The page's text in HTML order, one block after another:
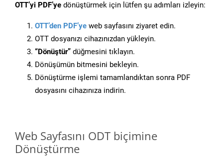
OTT’yi PDF’ye dönüştürmek için lütfen şu adımları izleyin:
OTT’den PDF’ye web sayfasını ziyaret edin.
OTT dosyanızı cihazınızdan yükleyin.
“Dönüştür” düğmesini tıklayın.
Dönüşümün bitmesini bekleyin.
Dönüştürme işlemi tamamlandıktan sonra PDF
dosyasını cihazınıza indirin.
Web Sayfasını ODT biçimine
Dönüştürme